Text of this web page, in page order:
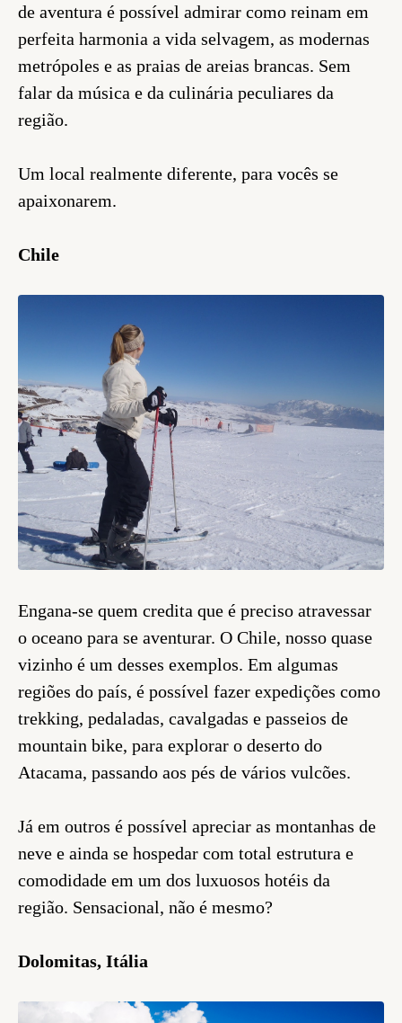
de aventura é possível admirar como reinam em
perfeita harmonia a vida selvagem, as modernas
metrópoles e as praias de areias brancas. Sem
falar da música e da culinária peculiares da
região.
Um local realmente diferente, para vocês se
apaixonarem.
Chile
Engana-se quem credita que é preciso atravessar
o oceano para se aventurar. O Chile, nosso quase
vizinho é um desses exemplos. Em algumas
regiões do país, é possível fazer expedições como
trekking, pedaladas, cavalgadas e passeios de
mountain bike, para explorar o deserto do
Atacama, passando aos pés de vários vulcões.
Já em outros é possível apreciar as montanhas de
neve e ainda se hospedar com total estrutura e
comodidade em um dos luxuosos hotéis da
região. Sensacional, não é mesmo?
Dolomitas, Itália